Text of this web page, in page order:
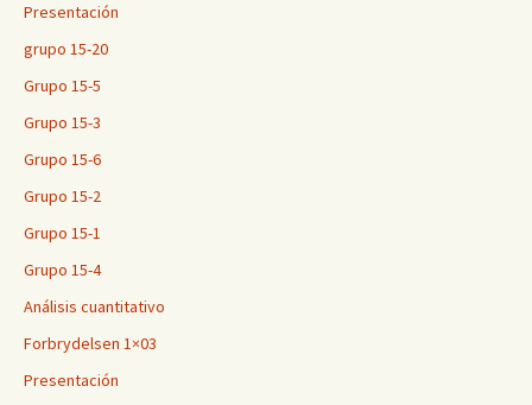
Presentación
grupo 15-20
Grupo 15-5
Grupo 15-3
Grupo 15-6
Grupo 15-2
Grupo 15-1
Grupo 15-4
Análisis cuantitativo
Forbrydelsen 1×03
Presentación